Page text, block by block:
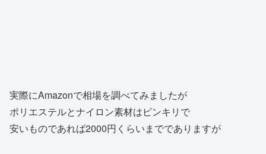
実際にAmazonで相場を調べてみましたが
ポリエステルとナイロン素材はピンキリで
安いものであれば2000円くらいまででありますが